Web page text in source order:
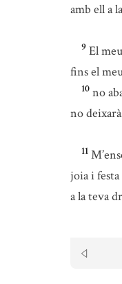
amb ell a
9 El
fins el
10 no
no
11
joia i
a la teva